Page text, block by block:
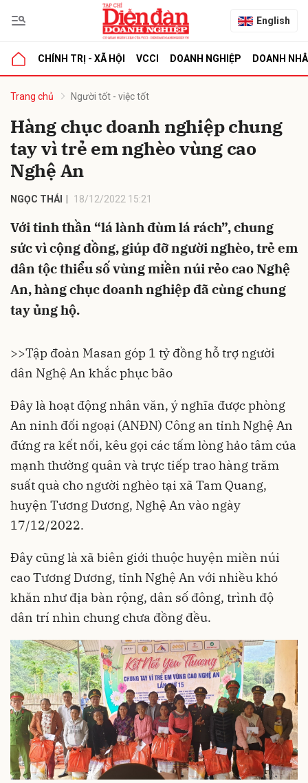
English
CHÍNH TRỊ - XÃ HỘI VCCI DOANH NGHIỆP DOANH
Trang chủ Người tốt - việc tốt
Hàng chục doanh nghiệp chung
tay vì trẻ em nghèo vùng cao
Nghệ An
NGỌC THÁI 18/12/2022 15:21
Với tinh thần “lá lành đùm lá rách”, chung
sức vì cộng đồng, giúp đỡ người nghèo, trẻ em
dân tộc thiểu số vùng miền núi rẻo cao Nghệ
An, hàng chục doanh nghiệp đã cùng chung
tay ủng hộ.
>>Tập đoàn Masan góp 1 tỷ đồng hỗ trợ người
dân Nghệ An khắc phục bão
Đây là hoạt động nhân văn, ý nghĩa được phòng
An ninh đối ngoại (ANĐN) Công an tỉnh Nghệ An
đứng ra kết nối, kêu gọi các tấm lòng hảo tâm của
mạnh thường quân và trực tiếp trao hàng trăm
suất quà cho người nghèo tại xã Tam Quang,
huyện Tương Dương, Nghệ An vào ngày
17/12/2022.
Đây cũng là xã biên giới thuộc huyện miền núi
cao Tương Dương, tỉnh Nghệ An với nhiều khó
khăn như địa bàn rộng, dân số đông, trình độ
dân trí nhìn chung chưa đồng đều.
luận
Hủy